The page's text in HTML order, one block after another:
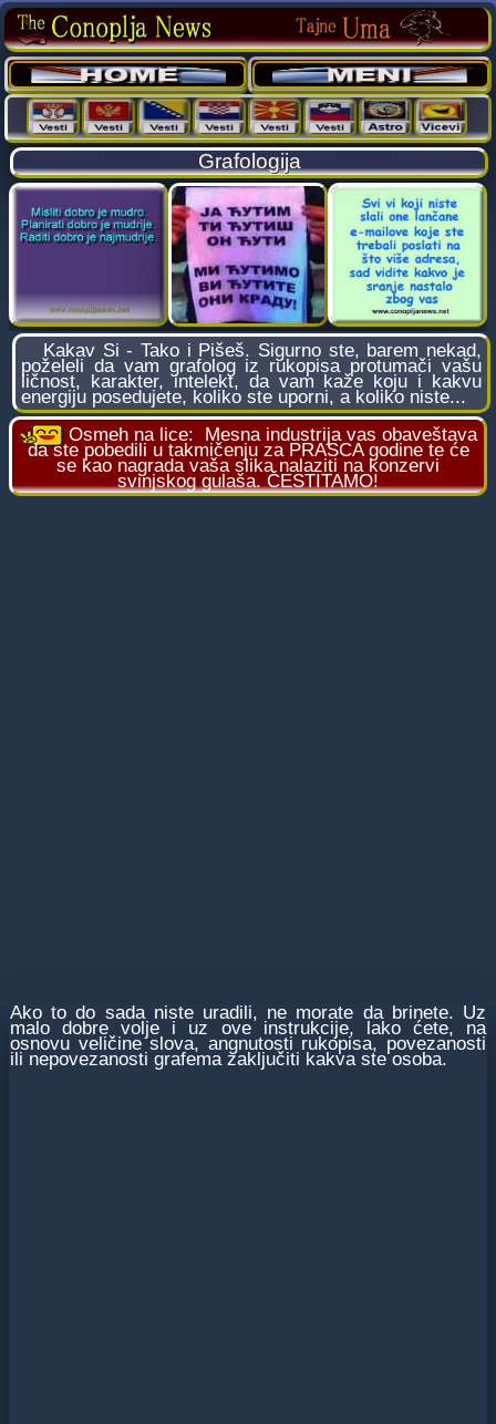
Grafologija
Kakav Si - Tako i Pišeš. Sigurno ste, barem nekad,
poželeli da vam grafolog iz rukopisa protumači vašu
ličnost, karakter, intelekt, da vam kaže koju i kakvu
energiju posedujete, koliko ste uporni, a koliko niste...
Osmeh na lice: Mesna industrija vas obaveštava
da ste pobedili u takmičenju za PRASCA godine te će
se kao nagrada vaša slika nalaziti na konzervi
svinjskog gulaša. ČESTITAMO!
Ako to do sada niste uradili, ne morate da brinete. Uz
malo dobre volje i uz ove instrukcije, lako ćete, na
osnovu veličine slova, angnutosti rukopisa, povezanosti
ili nepovezanosti grafema zaključiti kakva ste osoba.